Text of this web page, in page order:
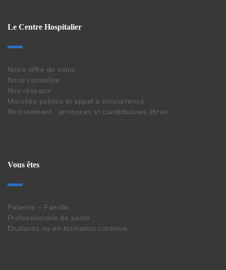
Le Centre Hospitalier
Notre offre de soins
Nous connaître
Nos réseaux
Marchés publics et appel à concurrence
Recrutement : annonces et candidatures libres
Vous êtes
Patients – Famille
Professionnels de santé
Etudiants ou en formation continue